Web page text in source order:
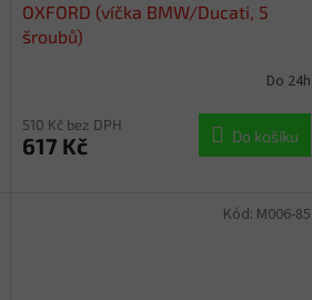
OXFORD (víčka BMW/Ducati, 5
šroubů)
Do 24h
510 Kč bez DPH
617 Kč Do košíku
Kód: M006-85